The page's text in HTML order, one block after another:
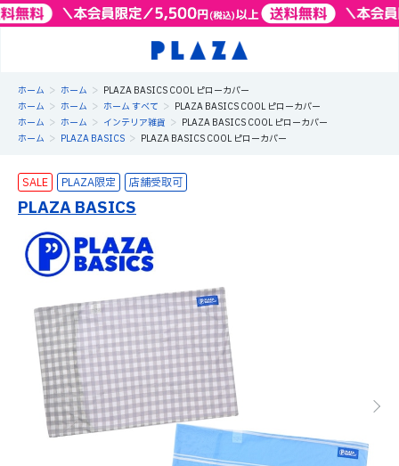
ホーム > ホーム > PLAZA BASICS COOL ピローカバー
ホーム > ホーム > ホーム すべて > PLAZA BASICS COOL ピローカバー
ホーム > ホーム > インテリア雑貨 > PLAZA BASICS COOL ピローカバー
ホーム > PLAZA BASICS > PLAZA BASICS COOL ピローカバー
SALE PLAZA限定
PLAZA BASICS